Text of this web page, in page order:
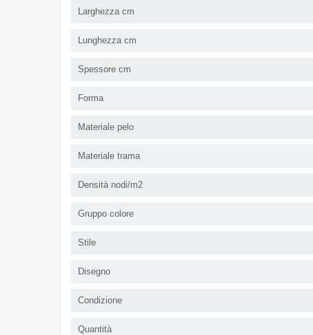
Larghezza cm
Lunghezza cm
Spessore cm
Forma
Materiale pelo
Materiale trama
Densità nodi/m2
Gruppo colore
Stile
Disegno
Condizione
Quantità